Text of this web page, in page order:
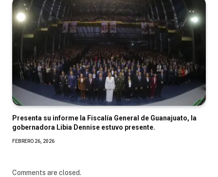
Presenta su informe la Fiscalía General de Guanajuato, la
gobernadora Libia Dennise estuvo presente.
FEBRERO 26, 2026
Comments are closed.